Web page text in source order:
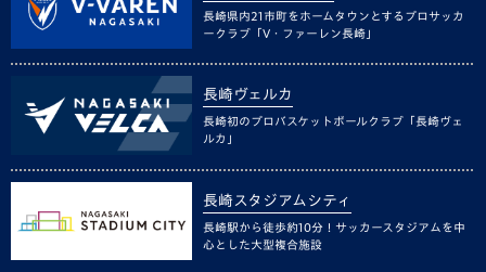
長崎県内21市町をホームタウンとするプロサッカ
ークラブ「V・ファーレン長崎」
長崎ヴェルカ
長崎初のプロバスケットボールクラブ「長崎ヴェ
ルカ」
長崎スタジアムシティ
長崎駅から徒歩約10分！サッカースタジアムを中
心とした大型複合施設